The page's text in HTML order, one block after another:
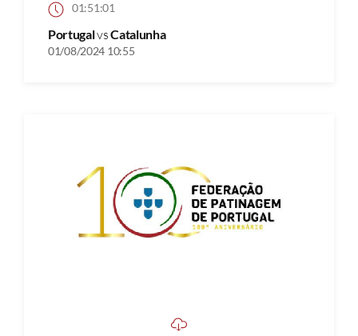
01:51:01
PortugalvsCatalunha
01/08/2024 10:55